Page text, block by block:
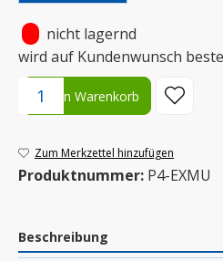
nicht lagernd
wird auf Kundenwunsch
Produkt Anzahl: Gib den
In den Warenkorb
Zum Merkzettel hinzufügen
Produktnummer: P4-EXMU
Beschreibung